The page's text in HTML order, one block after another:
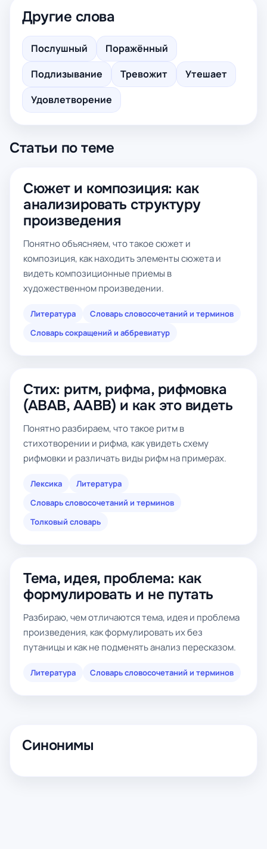
Другие слова
Послушный
Поражённый
Подлизывание
Тревожит
Утешает
Удовлетворение
Статьи по теме
Сюжет и композиция: как
анализировать структуру
произведения
Понятно объясняем, что такое сюжет и
композиция, как находить элементы сюжета и
видеть композиционные приемы в
художественном произведении.
Литература
Словарь словосочетаний и терминов
Словарь сокращений и аббревиатур
Стих: ритм, рифма, рифмовка
(ABAB, AABB) и как это видеть
Понятно разбираем, что такое ритм в
стихотворении и рифма, как увидеть схему
рифмовки и различать виды рифм на примерах.
Лексика
Литература
Словарь словосочетаний и терминов
Толковый словарь
Тема, идея, проблема: как
формулировать и не путать
Разбираю, чем отличаются тема, идея и проблема
произведения, как формулировать их без
путаницы и как не подменять анализ пересказом.
Литература Словарь словосочетаний и терминов
Синонимы